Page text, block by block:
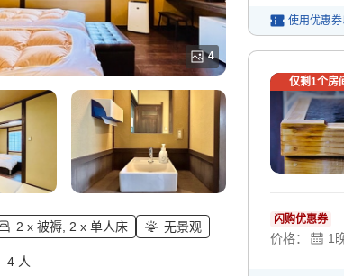
4
2 x 被褥, 2 x 单人床 无景观
人
使用优惠
仅剩1个房
闪购优惠券
价格： 1